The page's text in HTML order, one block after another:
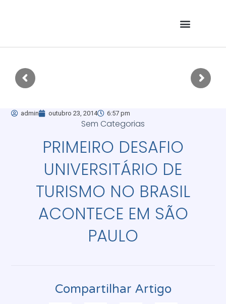
admin outubro 23, 2014 6:57 pm
Sem Categorias
PRIMEIRO DESAFIO
UNIVERSITÁRIO DE
TURISMO NO BRASIL
ACONTECE EM SÃO
PAULO
Compartilhar Artigo